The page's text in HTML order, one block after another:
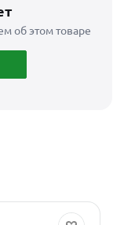
об этом товаре